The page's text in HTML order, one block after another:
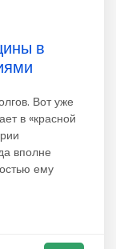
в
Вот уже
в «красной
вполне
ему